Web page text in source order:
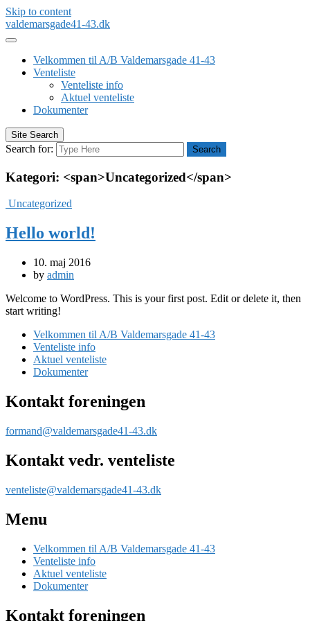
Skip to content
valdemarsgade41-43.dk
Velkommen til A/B Valdemarsgade 41-43
Venteliste
Venteliste info
Aktuel venteliste
Dokumenter
Site Search
Search for: Search
Kategori: <span>Uncategorized</span>
Uncategorized
Hello world!
10. maj 2016
by admin
Welcome to WordPress. This is your first post. Edit or delete it, then
start writing!
Velkommen til A/B Valdemarsgade 41-43
Venteliste info
Aktuel venteliste
Dokumenter
Kontakt foreningen
formand@valdemarsgade41-43.dk
Kontakt vedr. venteliste
venteliste@valdemarsgade41-43.dk
Menu
Velkommen til A/B Valdemarsgade 41-43
Venteliste info
Aktuel venteliste
Dokumenter
Kontakt foreningen